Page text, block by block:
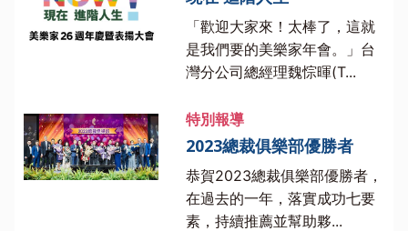
「歡迎大家來！太棒了，這就
是我們要的美樂家年會。」台
灣分公司總經理魏悰暉(T...
特別報導
2023總裁俱樂部優勝者
恭賀2023總裁俱樂部優勝者，
在過去的一年，落實成功七要
素，持續推薦並幫助夥...